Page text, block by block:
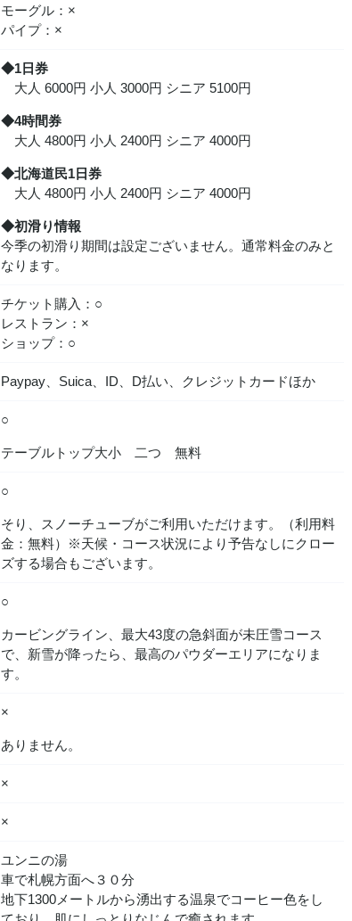
モーグル：×
パイプ：×
◆1日券
大人 6000円 小人 3000円 シニア 5100円
◆4時間券
大人 4800円 小人 2400円 シニア 4000円
◆北海道民1日券
大人 4800円 小人 2400円 シニア 4000円
◆初滑り情報
今季の初滑り期間は設定ございません。通常料金のみと
なります。
チケット購入：○
レストラン：×
ショップ：○
Paypay、Suica、ID、D払い、クレジットカードほか
○
テーブルトップ大小 二つ 無料
○
そり、スノーチューブがご利用いただけます。（利用料
金：無料）※天候・コース状況により予告なしにクロー
ズする場合もございます。
○
カービングライン、最大43度の急斜面が未圧雪コース
で、新雪が降ったら、最高のパウダーエリアになりま
す。
×
ありません。
×
×
ユンニの湯
車で札幌方面へ３０分
地下1300メートルから湧出する温泉でコーヒー色をし